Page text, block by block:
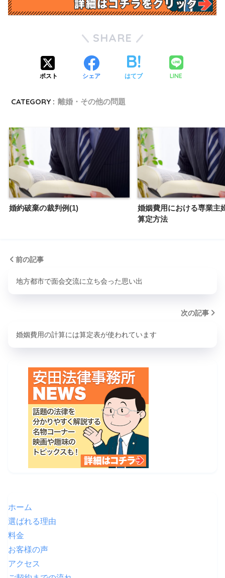
SHARE
ポスト シェア はてブ LINE
CATEGORY : 離婚・その他の問題
婚約破棄の裁判例(1)
婚姻費用における専業主
算定方法
前の記事
地方都市で面会交流に立ち会った思い出
次の記事
婚姻費用の計算には算定表が使われています
ホーム
選ばれる理由
料金
お客様の声
アクセス